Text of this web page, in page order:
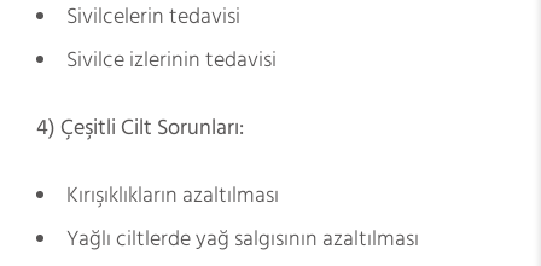
Sivilcelerin tedavisi
Sivilce izlerinin tedavisi
4) Çeşitli Cilt Sorunları:
Kırışıklıkların azaltılması
Yağlı ciltlerde yağ salgısının azaltılması